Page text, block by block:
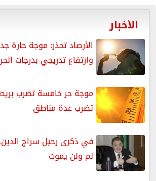
الأخبار
الأرصاد تحذر: موجة حارة
وارتفاع تدريجي بدرجات
موجة حر خامسة تضرب
تضرب عدة مناطق
في ذكرى رحيل سراج
لم ولن يموت